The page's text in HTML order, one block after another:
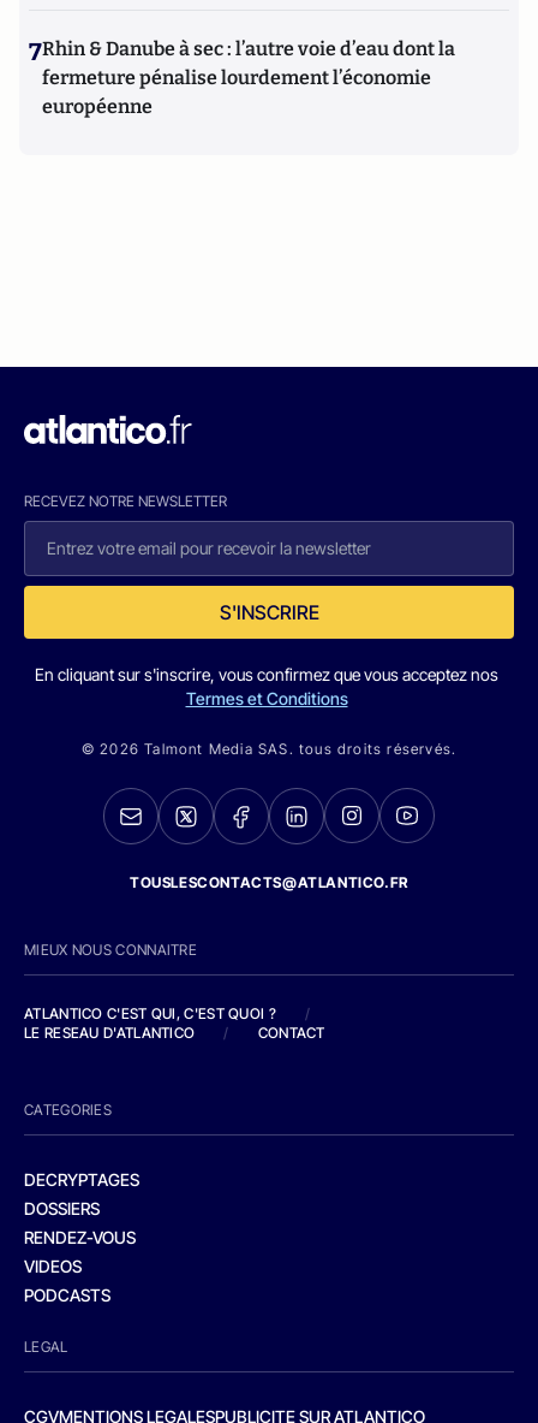
7Rhin & Danube à sec : l’autre voie d’eau dont la
fermeture pénalise lourdement l’économie
européenne
RECEVEZ NOTRE NEWSLETTER
S'INSCRIRE
En cliquant sur s'inscrire, vous confirmez que vous acceptez nos
Termes et Conditions
© 2026 Talmont Media SAS. tous droits réservés.
TOUSLESCONTACTS@ATLANTICO.FR
MIEUX NOUS CONNAITRE
ATLANTICO C'EST QUI, C'EST QUOI ?
/
LE RESEAU D'ATLANTICO
/ CONTACT
CATEGORIES
DECRYPTAGES
DOSSIERS
RENDEZ-VOUS
VIDEOS
PODCASTS
LEGAL
CGVMENTIONS LEGALESPUBLICITE SUR ATLANTICO